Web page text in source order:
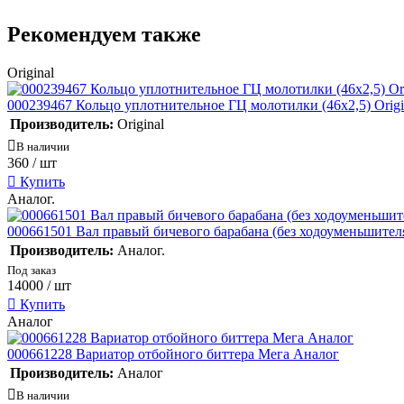
Рекомендуем также
Original
000239467 Кольцо уплотнительное ГЦ молотилки (46х2,5)
Производитель: Original
В наличии
360 / шт
Купить
Аналог.
000661501 Вал правый бичевого барабана (без
Производитель: Аналог.
Под заказ
14000 / шт
Купить
Аналог
000661228 Вариатор отбойного биттера Мега Аналог
Производитель: Аналог
В наличии